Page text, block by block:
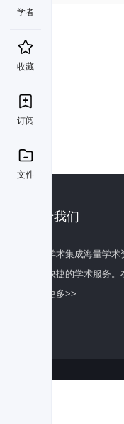
学者
收藏
订阅
文件
关于我们
百度学术集成海量学
全面快捷的学术服务
了解更多>>